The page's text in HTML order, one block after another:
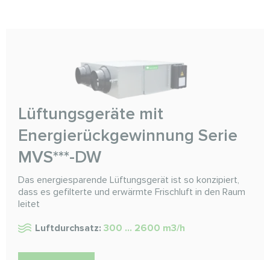
Lüftungsgeräte mit
Energierückgewinnung Serie
MVS***-DW
Das energiesparende Lüftungsgerät ist so konzipiert,
dass es gefilterte und erwärmte Frischluft in den Raum
leitet
Luftdurchsatz: 300 ... 2600 m3/h